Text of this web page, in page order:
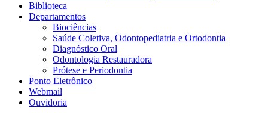
Biblioteca
Departamentos
Biociências
Saúde Coletiva, Odontopediatria e Ortodontia
Diagnóstico Oral
Odontologia Restauradora
Prótese e Periodontia
Ponto Eletrônico
Webmail
Ouvidoria